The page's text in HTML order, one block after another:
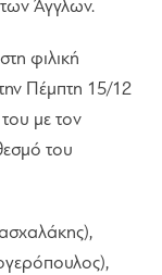
Άγγλων.
φιλική
Πέμπτη 15/12
του με τον
του